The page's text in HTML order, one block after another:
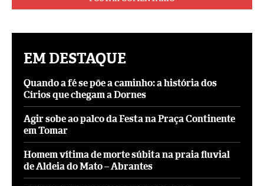
EM DESTAQUE
Quando a fé se põe a caminho: a história dos
Círios que chegam a Dornes
Agir sobe ao palco da Festa na Praça Continente
em Tomar
Homem vítima de morte súbita na praia fluvial
de Aldeia do Mato – Abrantes